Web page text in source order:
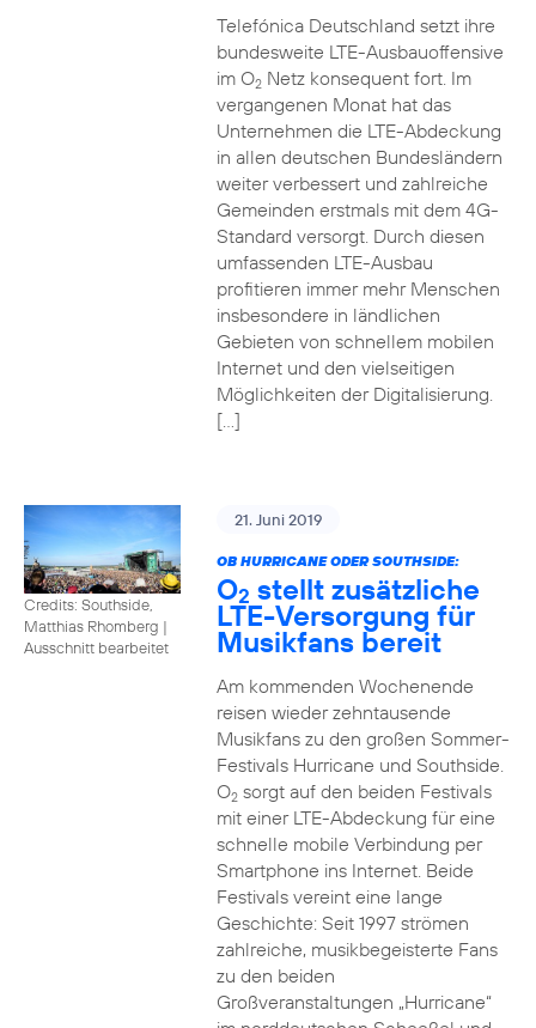
Telefónica Deutschland setzt ihre
bundesweite LTE-Ausbauoffensive
im O2Netz konsequent fort. Im
vergangenen Monat hat das
Unternehmen die LTE-Abdeckung
in allen deutschen Bundesländern
weiter verbessert und zahlreiche
Gemeinden erstmals mit dem 4G-
Standard versorgt. Durch diesen
umfassenden LTE-Ausbau
profitieren immer mehr Menschen
insbesondere in ländlichen
Gebieten von schnellem mobilen
Internet und den vielseitigen
Möglichkeiten der Digitalisierung.
[…]
Credits: Southside,
Matthias Rhomberg |
Ausschnitt bearbeitet
21. Juni 2019
OB HURRICANE ODER SOUTHSIDE:
O2 stellt zusätzliche
LTE-Versorgung für
Musikfans bereit
Am kommenden Wochenende
reisen wieder zehntausende
Musikfans zu den großen Sommer-
Festivals Hurricane und Southside.
O2sorgt auf den beiden Festivals
mit einer LTE-Abdeckung für eine
schnelle mobile Verbindung per
Smartphone ins Internet. Beide
Festivals vereint eine lange
Geschichte: Seit 1997 strömen
zahlreiche, musikbegeisterte Fans
zu den beiden
Großveranstaltungen „Hurricane“